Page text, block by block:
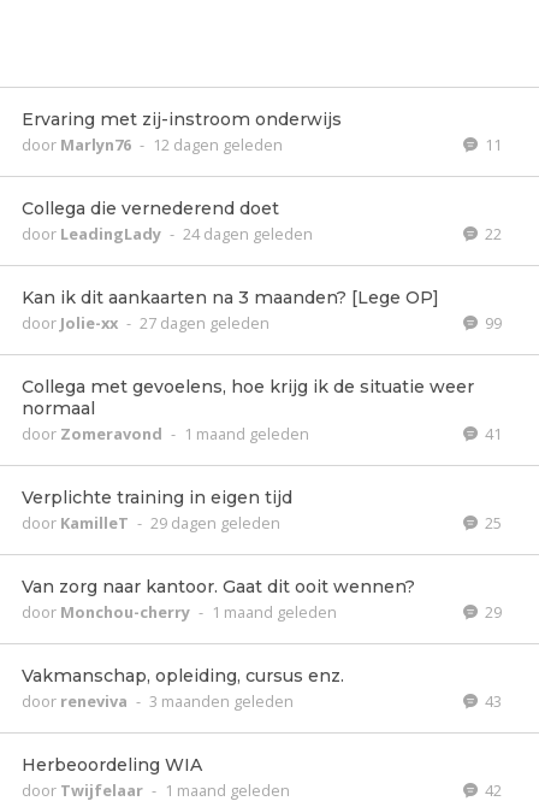
Ervaring met zij-instroom onderwijs
door Marlyn76 - 12 dagen geleden 11
Collega die vernederend doet
door LeadingLady - 24 dagen geleden 22
Kan ik dit aankaarten na 3 maanden? [Lege OP]
door Jolie-xx - 27 dagen geleden 99
Collega met gevoelens, hoe krijg ik de situatie weer
normaal
door Zomeravond - 1 maand geleden 41
Verplichte training in eigen tijd
door KamilleT - 29 dagen geleden 25
Van zorg naar kantoor. Gaat dit ooit wennen?
door Monchou-cherry - 1 maand geleden 29
Vakmanschap, opleiding, cursus enz.
door reneviva - 3 maanden geleden 43
Herbeoordeling WIA
door Twijfelaar - 1 maand geleden 42